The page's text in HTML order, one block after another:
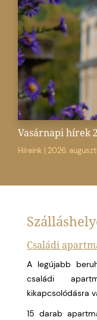
Vasárnapi hírek
Híreink | 2026.
Családi
A legújabb
családi
kikapcsolódásra
15 darab